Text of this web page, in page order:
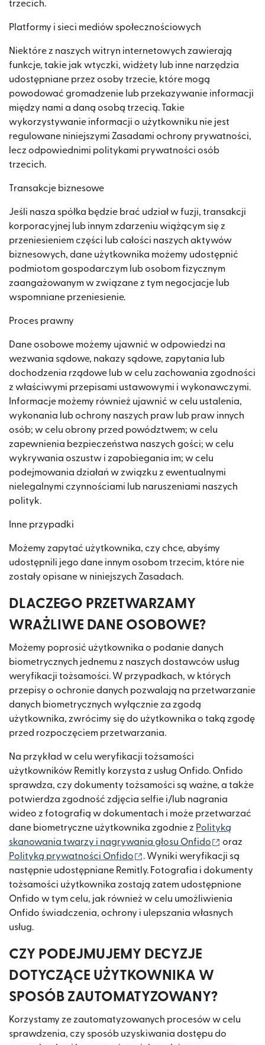
trzecich.
Platformy i sieci mediów społecznościowych
Niektóre z naszych witryn internetowych zawierają
funkcje, takie jak wtyczki, widżety lub inne narzędzia
udostępniane przez osoby trzecie, które mogą
powodować gromadzenie lub przekazywanie informacji
między nami a daną osobą trzecią. Takie
wykorzystywanie informacji o użytkowniku nie jest
regulowane niniejszymi Zasadami ochrony prywatności,
lecz odpowiednimi politykami prywatności osób
trzecich.
Transakcje biznesowe
Jeśli nasza spółka będzie brać udział w fuzji, transakcji
korporacyjnej lub innym zdarzeniu wiążącym się z
przeniesieniem części lub całości naszych aktywów
biznesowych, dane użytkownika możemy udostępnić
podmiotom gospodarczym lub osobom fizycznym
zaangażowanym w związane z tym negocjacje lub
wspomniane przeniesienie.
Proces prawny
Dane osobowe możemy ujawnić w odpowiedzi na
wezwania sądowe, nakazy sądowe, zapytania lub
dochodzenia rządowe lub w celu zachowania zgodności
z właściwymi przepisami ustawowymi i wykonawczymi.
Informacje możemy również ujawnić w celu ustalenia,
wykonania lub ochrony naszych praw lub praw innych
osób; w celu obrony przed powództwem; w celu
zapewnienia bezpieczeństwa naszych gości; w celu
wykrywania oszustw i zapobiegania im; w celu
podejmowania działań w związku z ewentualnymi
nielegalnymi czynnościami lub naruszeniami naszych
polityk.
Inne przypadki
Możemy zapytać użytkownika, czy chce, abyśmy
udostępnili jego dane innym osobom trzecim, które nie
zostały opisane w niniejszych Zasadach.
DLACZEGO PRZETWARZAMY
WRAŻLIWE DANE OSOBOWE?
Możemy poprosić użytkownika o podanie danych
biometrycznych jednemu z naszych dostawców usług
weryfikacji tożsamości. W przypadkach, w których
przepisy o ochronie danych pozwalają na przetwarzanie
danych biometrycznych wyłącznie za zgodą
użytkownika, zwrócimy się do użytkownika o taką zgodę
przed rozpoczęciem przetwarzania.
Na przykład w celu weryfikacji tożsamości
użytkowników Remitly korzysta z usług Onfido. Onfido
sprawdza, czy dokumenty tożsamości są ważne, a także
potwierdza zgodność zdjęcia selfie i/lub nagrania
wideo z fotografią w dokumentach i może przetwarzać
dane biometryczne użytkownika zgodnie z Polityką
skanowania twarzy i nagrywania głosu Onfido
(otwiera
oraz
Polityką prywatności Onfido
(otwiera się w nowym
. Wyniki weryfikacji są
następnie udostępniane Remitly. Fotografia i dokumenty
tożsamości użytkownika zostają zatem udostępnione
Onfido w tym celu, jak również w celu umożliwienia
Onfido świadczenia, ochrony i ulepszania własnych
usług.
CZY PODEJMUJEMY DECYZJE
DOTYCZĄCE UŻYTKOWNIKA W
SPOSÓB ZAUTOMATYZOWANY?
Korzystamy ze zautomatyzowanych procesów w celu
sprawdzenia, czy sposób uzyskiwania dostępu do